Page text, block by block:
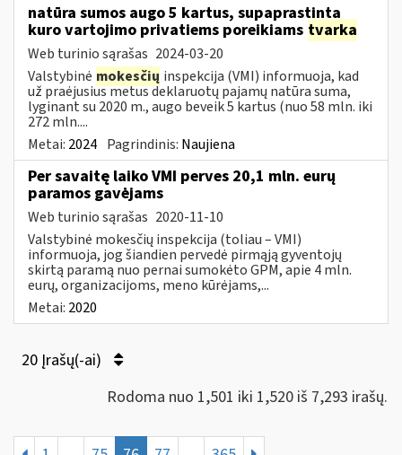
natūra sumos augo 5 kartus, supaprastinta
kuro vartojimo privatiems poreikiams tvarka
Web turinio sąrašas 2024-03-20
Valstybinė mokesčių inspekcija (VMI) informuoja, kad
už praėjusius metus deklaruotų pajamų natūra suma,
lyginant su 2020 m., augo beveik 5 kartus (nuo 58 mln. iki
272 mln....
Metai: 2024 Pagrindinis: Naujiena
Per savaitę laiko VMI perves 20,1 mln. eurų
paramos gavėjams
Web turinio sąrašas 2020-11-10
Valstybinė mokesčių inspekcija (toliau – VMI)
informuoja, jog šiandien pervedė pirmąją gyventojų
skirtą paramą nuo pernai sumokėto GPM, apie 4 mln.
eurų, organizacijoms, meno kūrėjams,...
Metai: 2020
20 Įrašų(-ai)
Rodoma nuo 1,501 iki 1,520 iš 7,293 irašų.